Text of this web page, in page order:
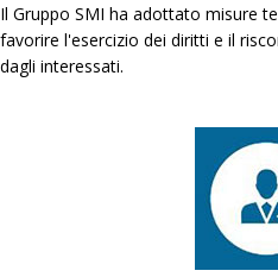
Il Gruppo SMI ha adottato misure
favorire l'esercizio dei diritti e il
dagli interessati.